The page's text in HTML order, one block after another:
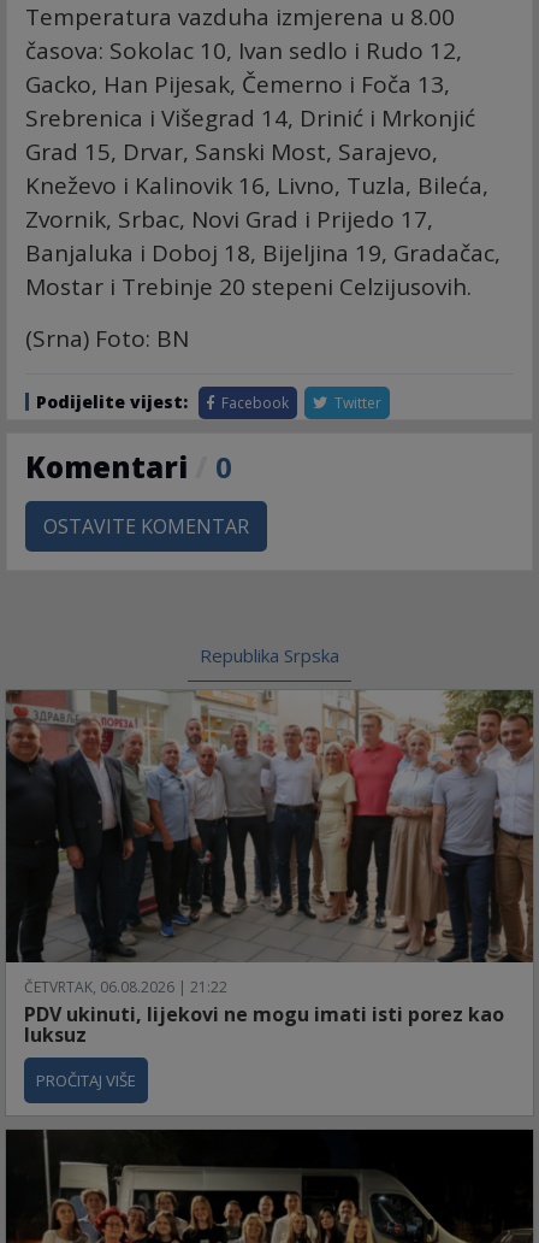
Temperatura vazduha izmjerena u 8.00
časova: Sokolac 10, Ivan sedlo i Rudo 12,
Gacko, Han Pijesak, Čemerno i Foča 13,
Srebrenica i Višegrad 14, Drinić i Mrkonjić
Grad 15, Drvar, Sanski Most, Sarajevo,
Kneževo i Kalinovik 16, Livno, Tuzla, Bileća,
Zvornik, Srbac, Novi Grad i Prijedo 17,
Banjaluka i Doboj 18, Bijeljina 19, Gradačac,
Mostar i Trebinje 20 stepeni Celzijusovih.
(Srna) Foto: BN
Podijelite vijest: Facebook Twitter
Komentari 0
OSTAVITE KOMENTAR
Republika Srpska
ČETVRTAK, 06.08.2026 | 21:22
PDV ukinuti, lijekovi ne mogu imati isti porez kao
luksuz
PROČITAJ VIŠE